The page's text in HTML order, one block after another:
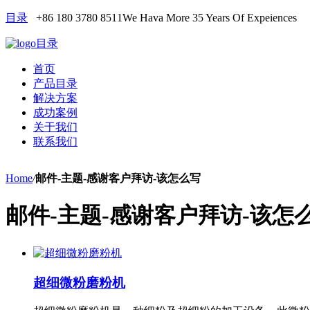
目录 +86 180 3780 8511We Hava More 35 Years Of Expeiences
目录
首页
产品目录
解决方案
成功案例
关于我们
联系我们
Home/邮件-主题-感谢客户拜访-该怎么写
邮件-主题-感谢客户拜访-该怎
超细微粉磨粉机